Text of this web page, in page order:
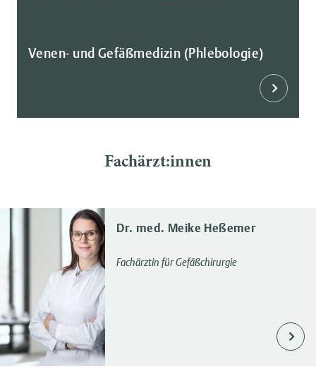
Venen- und Gefäßmedizin (Phlebologie)
Fachärzt:innen
Dr. med. Meike Heßemer
Fachärztin für Gefäßchirurgie